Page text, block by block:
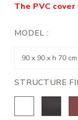
The PVC
MODEL :
STRUCTURE